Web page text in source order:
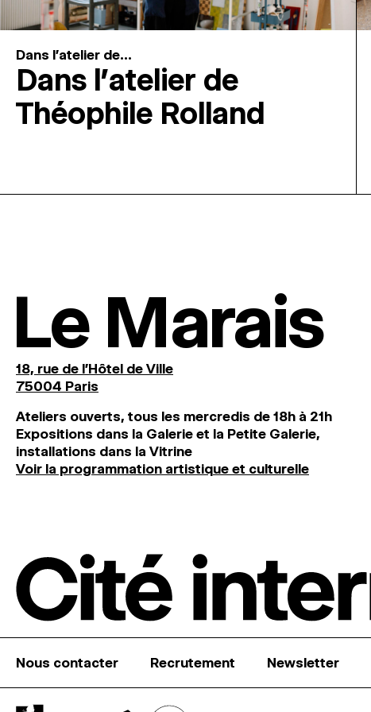
Dans l'atelier de...
Dans l’atelier de
Théophile Rolland
Le Marais
18, rue de l'Hôtel de Ville
75004 Paris
Ateliers ouverts, tous les mercredis de 18h à 21h
Expositions dans la Galerie et la Petite Galerie,
installations dans la Vitrine
Voir la programmation artistique et culturelle
Nous contacter Recrutement Newsletter